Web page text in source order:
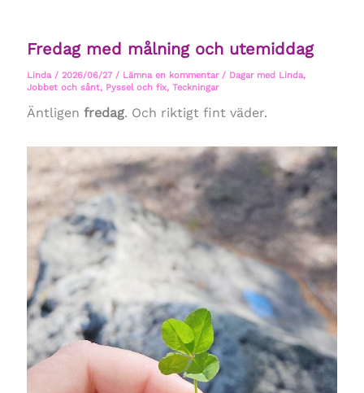
Fredag med målning och utemiddag
Linda / 2026/06/27 / Lämna en kommentar / Dagar med Linda,
Jobbet och sånt, Pyssel och fix, Teckningar
Äntligen fredag. Och riktigt fint väder.